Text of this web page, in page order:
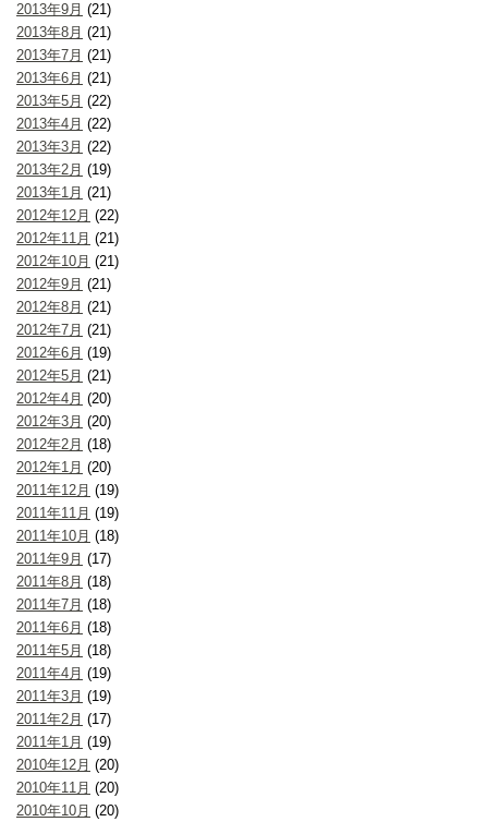
2013年9月 (21)
2013年8月 (21)
2013年7月 (21)
2013年6月 (21)
2013年5月 (22)
2013年4月 (22)
2013年3月 (22)
2013年2月 (19)
2013年1月 (21)
2012年12月 (22)
2012年11月 (21)
2012年10月 (21)
2012年9月 (21)
2012年8月 (21)
2012年7月 (21)
2012年6月 (19)
2012年5月 (21)
2012年4月 (20)
2012年3月 (20)
2012年2月 (18)
2012年1月 (20)
2011年12月 (19)
2011年11月 (19)
2011年10月 (18)
2011年9月 (17)
2011年8月 (18)
2011年7月 (18)
2011年6月 (18)
2011年5月 (18)
2011年4月 (19)
2011年3月 (19)
2011年2月 (17)
2011年1月 (19)
2010年12月 (20)
2010年11月 (20)
2010年10月 (20)